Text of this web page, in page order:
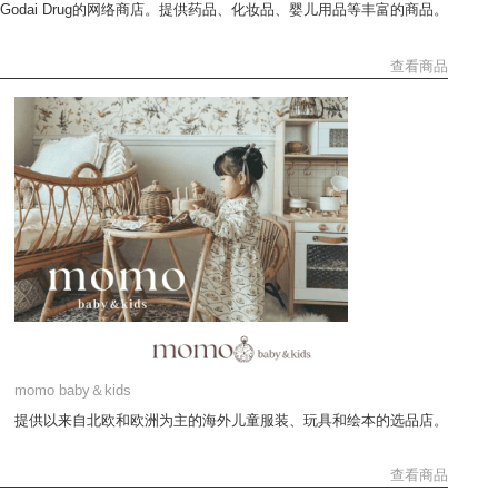
Godai Drug的网络商店。提供药品、化妆品、婴儿用品等丰富的商品。
查看商品
momo baby＆kids
提供以来自北欧和欧洲为主的海外儿童服装、玩具和绘本的选品店。
查看商品